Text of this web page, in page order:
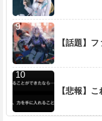
【話題】
【悲報】